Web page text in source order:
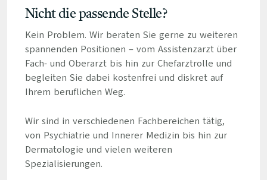
Nicht die passende Stelle?
Kein Problem. Wir beraten Sie gerne zu weiteren
spannenden Positionen – vom Assistenzarzt über
Fach- und Oberarzt bis hin zur Chefarztrolle und
begleiten Sie dabei kostenfrei und diskret auf
Ihrem beruflichen Weg.
Wir sind in verschiedenen Fachbereichen tätig,
von Psychiatrie und Innerer Medizin bis hin zur
Dermatologie und vielen weiteren
Spezialisierungen.